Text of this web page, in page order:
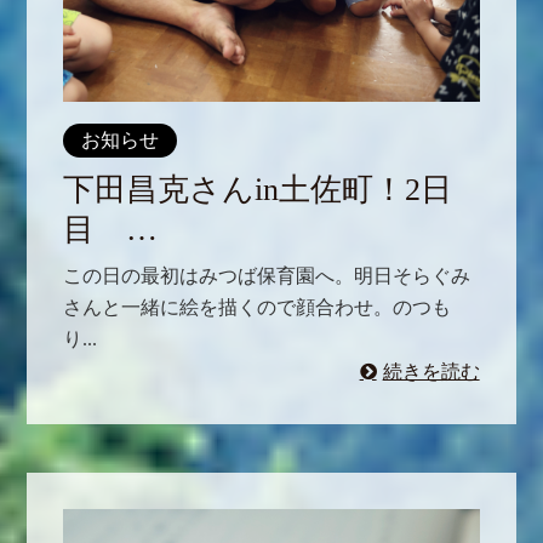
お知らせ
下田昌克さんin土佐町！2日
目 …
この日の最初はみつば保育園へ。明日そらぐみ
さんと一緒に絵を描くので顔合わせ。のつも
り...
続きを読む